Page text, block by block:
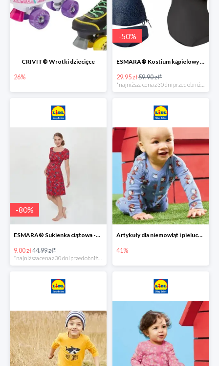
CRIVIT® Wrotki dziecięce
26%
-50%
ESMARA® Kostium kąpielowy ciążowy lub tankini ciążowe -50%
29.95 zł59.90 zł*
-80%
ESMARA® Sukienka ciążowa -79%
9.00 zł44.99 zł*
Artykuły dla niemowląt i pieluchy w Lidlu Online do -41%
41%